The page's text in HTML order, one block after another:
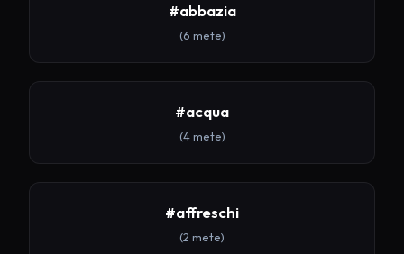
#abbazia
(6 mete)
#acqua
(4 mete)
#affreschi
(2 mete)